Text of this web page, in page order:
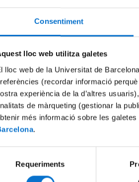
Consentiment
lloc web utilitza galetes
lloc web de la Universitat de
(recordar informació
experiència de la d’altres
de màrqueting (gestionar la
més informació sobre les
.
RequerimentsInundaciones históricas